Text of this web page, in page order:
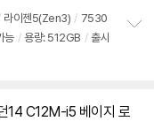
라이젠5(Zen3) / 7530
능 / 용량: 512GB / 출시
14 C12M-i5 베이지 로